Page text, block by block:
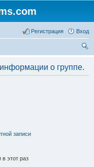
Вход
Регистрация
ск
о группе.
записи
этот раз